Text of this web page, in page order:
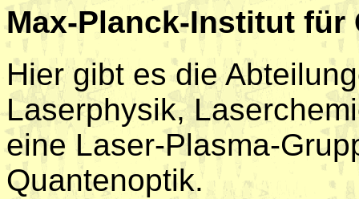
Max-Planck-Institut für
Hier gibt es die
Laserphysik,
eine Laser-Plasma-
Quantenoptik.